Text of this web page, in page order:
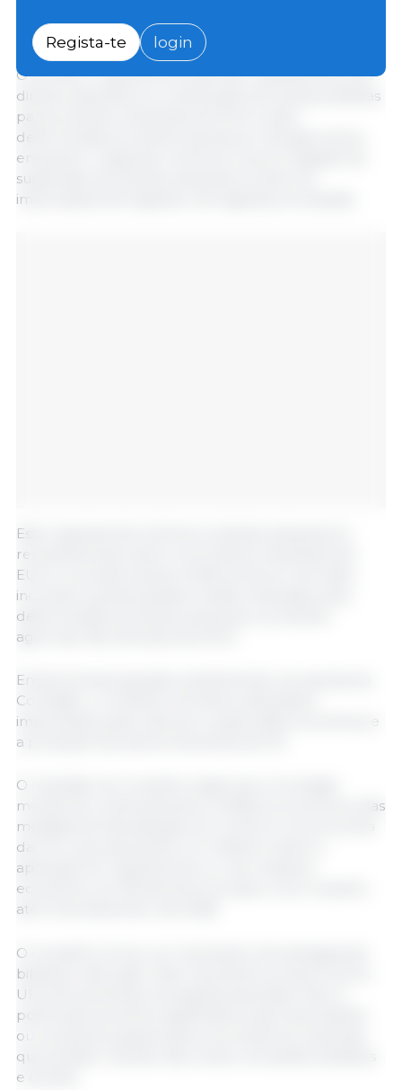
comerciais entre a UE e os EUA.
O primeiro regulamento aborda o ajustamento dos
direitos aduaneiros e a atribuição de quotas tarifárias
para produtos industriais dos EUA e para
determinados produtos da pesca e da agricultura,
enquanto o segundo centra-se na prorrogação da
suspensão dos direitos aduaneiros sobre as
importações de lagosta e de lagosta processada.
Este regulamento elimina os direitos aduaneiros
remanescentes sobre os produtos industriais dos
EUA e concede acesso preferencial ao mercado,
incluindo quotas pautais e tarifas reduzidas, para
determinados produtos da pesca e produtos
agrícolas não sensíveis dos EUA.
Embora tenha apoiado amplamente a proposta da
Comissão, o Conselho introduziu alterações
importantes para reforçar a supervisão económica e
a proteção dos setores sensíveis da UE.
O mandato do Conselho exige que a Comissão
monitorize continuamente os efeitos económicos das
medidas de liberalização do comércio na economia
da UE e que apresente um relatório sobre a
aplicação do regulamento e o seu impacto
económico ao Parlamento Europeu e ao Conselho
até 31 de dezembro de 2028.
O Conselho incluiu um mecanismo de salvaguarda
bilateral reforçado. Este mecanismo proporciona à
UE as ferramentas necessárias para fazer face a
potenciais aumentos significativos das importações
ou a prejuízos graves para os produtores nacionais
que possam resultar das novas concessões tarifárias
e quotas.
Regista-te login